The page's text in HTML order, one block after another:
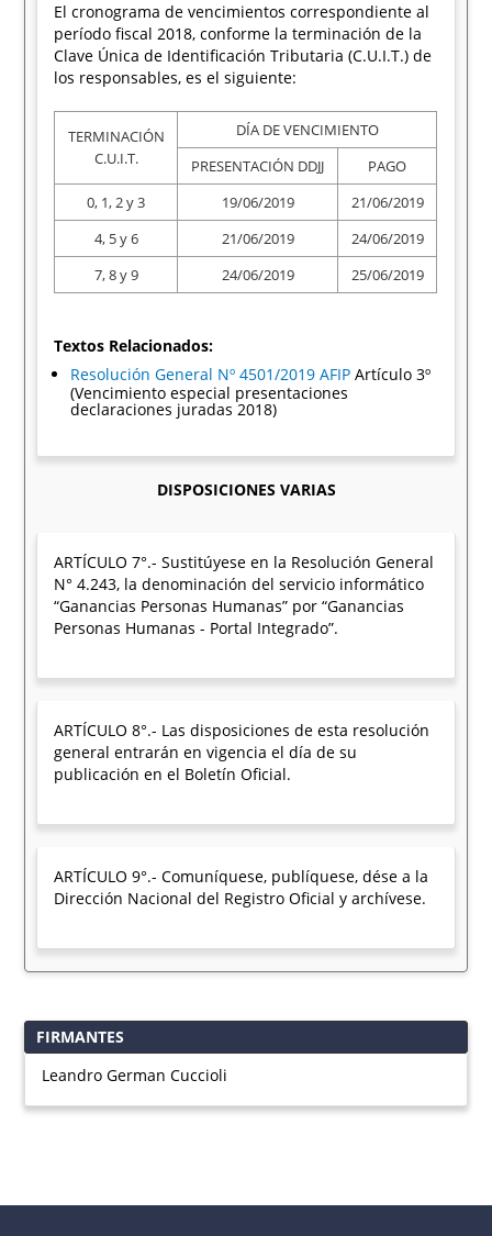
El cronograma de vencimientos correspondiente al
período fiscal 2018, conforme la terminación de la
Clave Única de Identificación Tributaria (C.U.I.T.) de
los responsables, es el siguiente:
TERMINACIÓN
C.U.I.T.
DÍA DE VENCIMIENTO
PRESENTACIÓN DDJJ
PAGO
0, 1, 2 y 3
19/06/2019
21/06/2019
4, 5 y 6
21/06/2019
24/06/2019
7, 8 y 9
24/06/2019 25/06/2019
Textos Relacionados:
Resolución General Nº 4501/2019 AFIP Artículo 3º
(Vencimiento especial presentaciones
declaraciones juradas 2018)
DISPOSICIONES VARIAS
ARTÍCULO 7°.- Sustitúyese en la Resolución General
N° 4.243, la denominación del servicio informático
“Ganancias Personas Humanas” por “Ganancias
Personas Humanas - Portal Integrado”.
ARTÍCULO 8°.- Las disposiciones de esta resolución
general entrarán en vigencia el día de su
publicación en el Boletín Oficial.
ARTÍCULO 9°.- Comuníquese, publíquese, dése a la
Dirección Nacional del Registro Oficial y archívese.
FIRMANTES
Leandro German Cuccioli